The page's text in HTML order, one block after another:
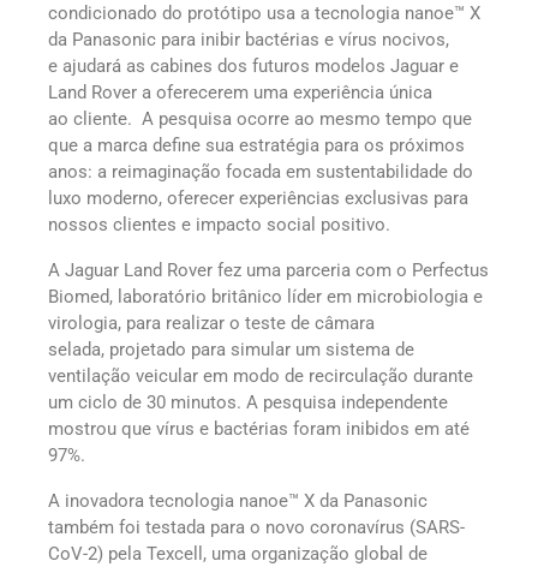
condicionado do protótipo usa a tecnologia nanoe™ X
da Panasonic para inibir bactérias e vírus nocivos,
e ajudará as cabines dos futuros modelos Jaguar e
Land Rover a oferecerem uma experiência única
ao cliente. A pesquisa ocorre ao mesmo tempo que
que a marca define sua estratégia para os próximos
anos: a reimaginação focada em sustentabilidade do
luxo moderno, oferecer experiências exclusivas para
nossos clientes e impacto social positivo.
A Jaguar Land Rover fez uma parceria com o Perfectus
Biomed, laboratório britânico líder em microbiologia e
virologia, para realizar o teste de câmara
selada, projetado para simular um sistema de
ventilação veicular em modo de recirculação durante
um ciclo de 30 minutos. A pesquisa independente
mostrou que vírus e bactérias foram inibidos em até
97%.
A inovadora tecnologia nanoe™ X da Panasonic
também foi testada para o novo coronavírus (SARS-
CoV-2) pela Texcell, uma organização global de